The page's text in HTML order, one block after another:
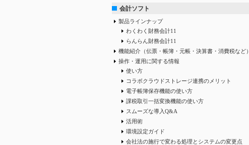
会計ソフト
製品ラインナップ
わくわく財務会計11
らんらん財務会計11
機能紹介（伝票・帳簿・元帳・決算書・消費税など）
操作・運用に関する情報
使い方
コラボクラウドストレージ連携のメリット
電子帳簿保存機能の使い方
課税取引一括変換機能の使い方
スムーズな導入Q&A
活用術
環境設定ガイド
会社法の施行で変わる処理とシステムの変更点